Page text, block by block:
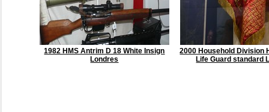
1982 HMS Antrim D 18 White Insign
Londres
2000 Household Division
Life Guard standard